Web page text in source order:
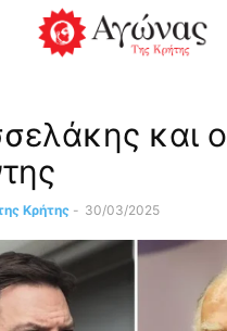
και ο
Κρήτης - 30/03/2025